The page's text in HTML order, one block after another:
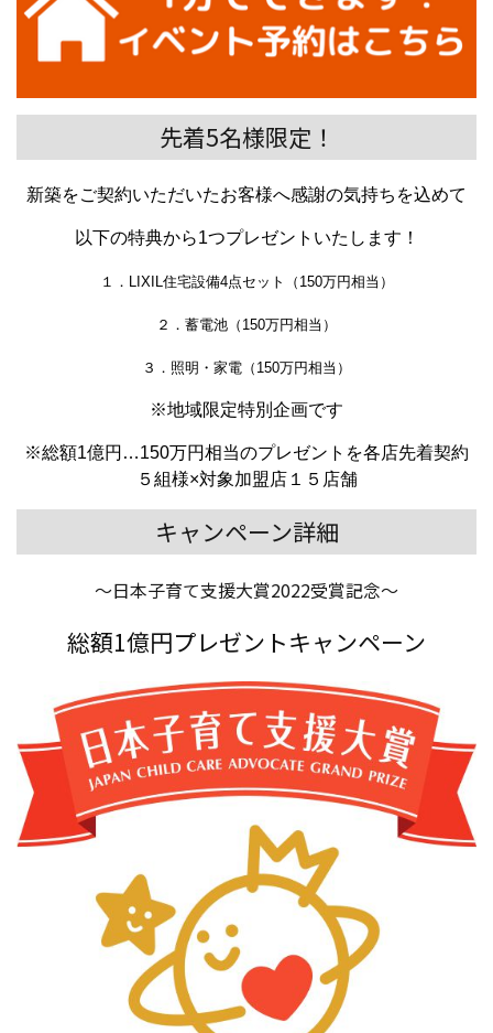
先着5名様限定！
新築をご契約いただいたお客様へ感謝の気持ちを込めて
以下の特典から1つプレゼントいたします！
１．LIXIL住宅設備4点セット（150万円相当）
２．蓄電池（150万円相当）
３．照明・家電（150万円相当）
※地域限定特別企画です
※総額1億円…150万円相当のプレゼントを各店先着契約
５組様×対象加盟店１５店舗
キャンペーン詳細
～日本子育て支援大賞2022受賞記念～
総額1億円プレゼントキャンペーン